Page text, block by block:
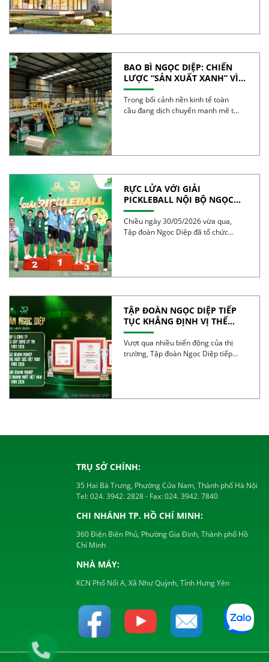
BAO BÌ NGỌC DIỆP: CHIẾN
LƯỢC “SẢN XUẤT XANH” VÌ
TƯƠNG LAI BỀN VỮNG
Trong bối cảnh nền kinh tế toàn
cầu đang dịch chuyển mạnh mẽ từ
RỰC LỬA VỚI GIẢI
PICKLEBALL NỘI BỘ NGỌC
DIỆP 2026 – BÙNG NỔ TINH
THẦN 30 NĂM
Chiều ngày 30/05/2026 vừa qua,
Tập đoàn Ngọc Diệp đã tổ chức
TẬP ĐOÀN NGỌC DIỆP TIẾP
TỤC KHẲNG ĐỊNH VỊ THẾ
TRONG TOP 50 DOANH
NGHIỆP TĂNG TRƯỞNG XUẤT
SẮC VIỆT NAM 2026
Vượt qua nhiều biến động của thị
trường, Tập đoàn Ngọc Diệp tiếp
TRỤ SỞ CHÍNH:
35 Hai Bà Trưng, Phường Cửa Nam, Thành phố Hà Nội
Tel:024. 3942. 2828- Fax:024. 3942. 7840
CHI NHÁNH TP. HỒ CHÍ MINH:
360 Điện Biên Phủ, Phường Gia Định, Thành phố Hồ
Chí Minh
NHÀ MÁY:
KCN Phố Nối A, Xã Như Quỳnh, Tỉnh Hưng Yên